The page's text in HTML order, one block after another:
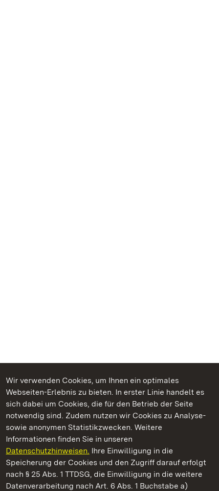
Wir verwenden Cookies, um Ihnen ein optimales
Webseiten-Erlebnis zu bieten. In erster Linie handelt es
sich dabei um Cookies, die für den Betrieb der Seite
notwendig sind. Zudem nutzen wir Cookies zu Analyse-
sowie anonymen Statistikzwecken. Weitere
Informationen finden Sie in unseren
Datenschutzhinweisen. Ihre Einwilligung in die
Speicherung der Cookies und den Zugriff darauf erfolgt
nach § 25 Abs. 1 TTDSG, die Einwilligung in die weitere
Datenverarbeitung nach Art. 6 Abs. 1 Buchstabe a)
Kommen. Staunen. Genießen.
Staatliche Schlösser und Gärten Baden‑Württemberg
Staatliche Schlösser und Gärten Baden-Württemberg